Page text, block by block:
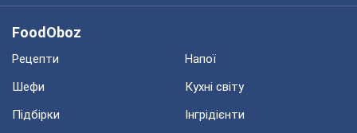
FoodOboz
Рецепти
Напої
Шефи
Кухні світу
Підбірки
Інгрідієнти